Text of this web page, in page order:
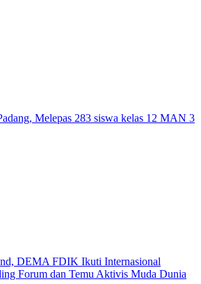
Melepas 283 siswa kelas 12 MAN 3
DEMA FDIK Ikuti Internasional
Forum dan Temu Aktivis Muda Dunia